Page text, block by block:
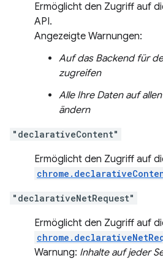
Ermöglicht den Zugriff auf
API.
Angezeigte Warnungen:
Auf das Backend für
zugreifen
Alle Ihre Daten auf
ändern
"declarativeContent"
Ermöglicht den Zugriff auf
"declarativeNetRequest"
Ermöglicht den Zugriff auf
Warnung: Inhalte auf jeder